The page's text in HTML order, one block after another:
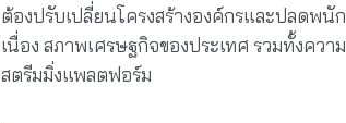
ต้องปรับเปลี่ยนโครงสร้างองค์กรและปลดพ
เนื่อง สภาพเศรษฐกิจของประเทศ รวมทั้งคว
สตรีมมิ่งแพลตฟอร์ม